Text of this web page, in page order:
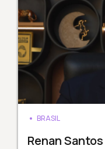
BRASIL
Renan